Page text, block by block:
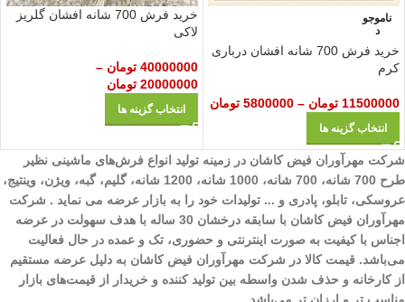
ناموجو
د
خرید فرش 700 شانه افشان درباری
کرم
11500000 تومان –
5800000 تومان
انتخاب گزینه ها
خرید فرش 700 شانه افشان گلریز
لاکی
40000000 تومان –
20000000 تومان
انتخاب گزینه ها
شرکت مهرآوران فیض کاشان در زمینه تولید انواع فرش‌های ماشینی نظیر
طرح 700 شانه، 700 شانه، 1000 شانه، 1200 شانه، گلیم، گبه، ویژن، وینتیج،
عروسکی، تابلو، پادری و ... تولیدات خود را به بازار عرضه می نماید . شرکت
مهرآوران فیض کاشان با سابقه درخشان 30 ساله با هدف سهولت در عرضه
اجناس با کیفیت به صورت اینترنتی و حضوری، تک و عمده در حال فعالیت
می‌باشد. قیمت کالا در شرکت مهرآوران فیض کاشان به دلیل عرضه مستقیم
از کارخانه و حذف شدن واسطه بین تولید کننده و خریدار از قیمت‌های بازار